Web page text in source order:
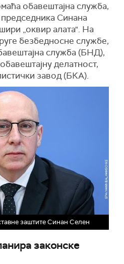
обавештајна служба,
Синана
„оквир алата". На
безбедносне службе,
служба (БНД),
делатност,
завод (БКА).
заштите Синан Селен
законске